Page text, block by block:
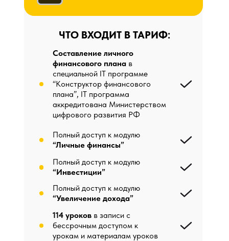
Полный доступ к модулю
“Инвестиции”
Полный доступ к модулю
“Увеличение дохода”
Составление личного
финансового плана в
специальной IT программе
“Конструктор финансового
плана”, IT программа
аккредитована Министерством
цифрового развития РФ
114 уроков в записи с
бессрочным доступом к
урокам и материалам уроков
Полный доступ к модулю
“Личные финансы”
ЧТО ВХОДИТ В ТАРИФ: